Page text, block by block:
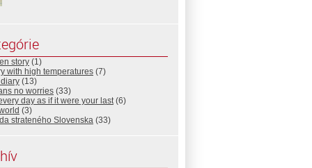
story (1)
with high temperatures (7)
(13)
no worries (33)
day as if it were your last(6)
(3)
strateného Slovenska (33)